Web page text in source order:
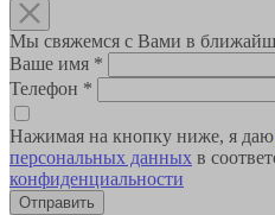
Мы свяжемся с Вами в
Ваше имя *
Телефон *
Нажимая на кнопку ниже, я даю
персональных данных в
конфиденциальности